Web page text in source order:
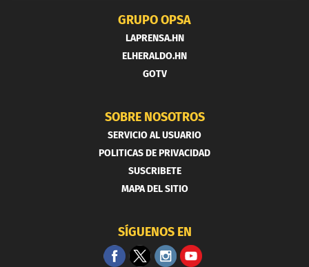
GRUPO OPSA
LAPRENSA.HN
ELHERALDO.HN
GOTV
SOBRE NOSOTROS
SERVICIO AL USUARIO
POLITICAS DE PRIVACIDAD
SUSCRIBETE
MAPA DEL SITIO
SÍGUENOS EN